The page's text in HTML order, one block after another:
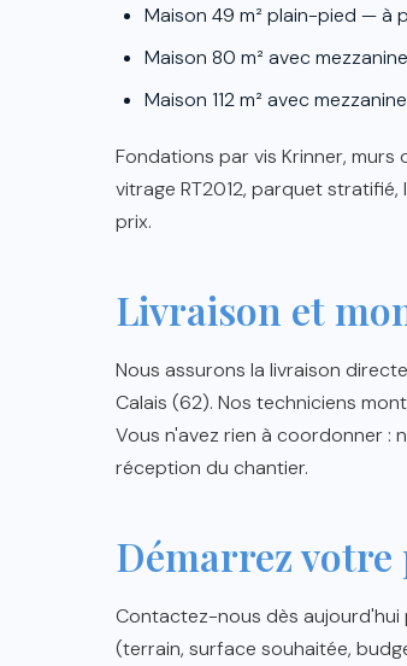
Maison 49 m² plain-pied — à
Maison 80 m² avec
Maison 112 m² avec
Fondations par vis Krinner, murs
vitrage RT2012, parquet
prix.
Livraison et
Nous assurons la livraison
Calais (62). Nos techniciens
Vous n'avez rien à coordonner :
réception du chantier.
Démarrez
Contactez-nous dès
(terrain, surface souhaitée,